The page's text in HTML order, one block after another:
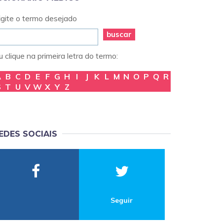
o termo desejado
buscar
clique na primeira letra do termo:
B C D E F G H I J K L M N O P Q R
T U V W X Y Z
SOCIAIS
Seguir